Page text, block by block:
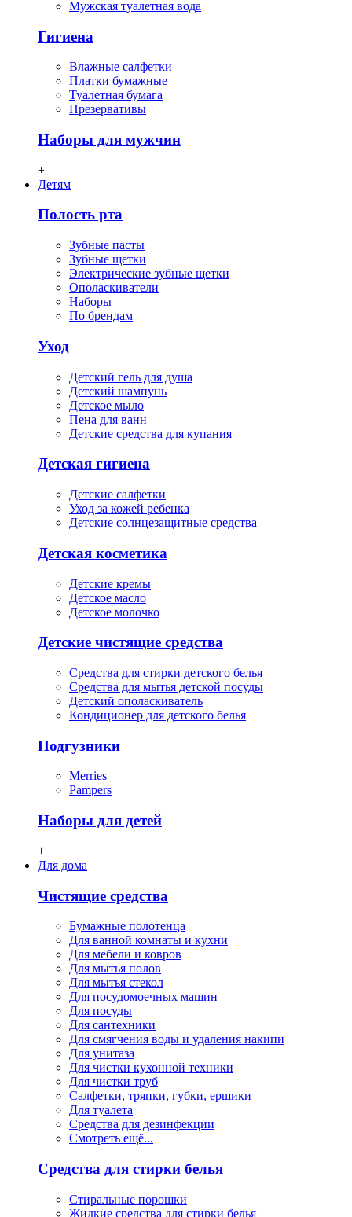
Мужская туалетная вода
Гигиена
Влажные салфетки
Платки бумажные
Туалетная бумага
Презервативы
Наборы для мужчин
+
Детям
Полость рта
Зубные пасты
Зубные щетки
Электрические зубные щетки
Ополаскиватели
Наборы
По брендам
Уход
Детский гель для душа
Детский шампунь
Детское мыло
Пена для ванн
Детские средства для купания
Детская гигиена
Детские салфетки
Уход за кожей ребенка
Детские солнцезащитные средства
Детская косметика
Детские кремы
Детское масло
Детское молочко
Детские чистящие средства
Средства для стирки детского белья
Средства для мытья детской посуды
Детский ополаскиватель
Кондиционер для детского белья
Подгузники
Merries
Pampers
Наборы для детей
+
Для дома
Чистящие средства
Бумажные полотенца
Для ванной комнаты и кухни
Для мебели и ковров
Для мытья полов
Для мытья стекол
Для посудомоечных машин
Для посуды
Для сантехники
Для смягчения воды и удаления накипи
Для унитаза
Для чистки кухонной техники
Для чистки труб
Салфетки, тряпки, губки, ершики
Для туалета
Средства для дезинфекции
Смотреть ещё...
Средства для стирки белья
Стиральные порошки
Жидкие средства для стирки белья